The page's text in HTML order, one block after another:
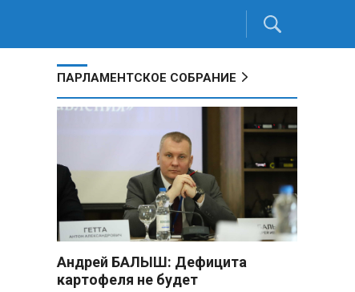
ПАРЛАМЕНТСКОЕ СОБРАНИЕ
Андрей БАЛЫШ: Дефицита
картофеля не будет